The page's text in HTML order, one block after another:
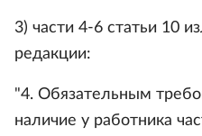
3) части 4-6 статьи 10
редакции:
"4. Обязательным
наличие у работника